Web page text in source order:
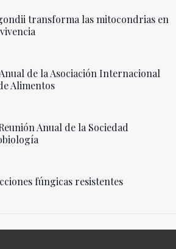
transforma las mitocondrias en
de la Asociación Internacional
Alimentos
Anual de la Sociedad
fúngicas resistentes